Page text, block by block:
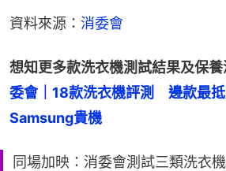
資料來源： 消委會
想知更多款洗衣機測試結果及保養
委會｜18款洗衣機評測　邊款最
Samsung貴機
同場加映：消委會測試三類洗衣